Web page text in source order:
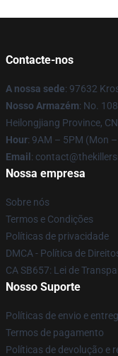
Contacte-nos
A nossa sede: 97632
Nosso Armazém: No.
Heilongjiang Province, CN
Hour: 9AM – 5PM (Mon
Email :
Nossa empresa
Sobre nós
Termos e Condições
Políticas de privacidade
DMCA - Política de
CA SB657: Lei de
Nosso Suporte
Políticas de envio e
Termos de pagamento
Políticas de devolução e